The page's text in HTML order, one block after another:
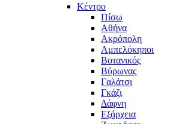
Κέντρο
Πίσω
Αθήνα
Ακρόπολη
Αμπελόκηποι
Βοτανικός
Βύρωνας
Γαλάτσι
Γκάζι
Δάφνη
Εξάρχεια